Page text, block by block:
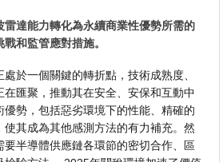
雷達能力轉化為永續商業性優勢所需的
和監管應對措施。
於一個關鍵的轉折點，技術成熟度、
在匯聚，推動其在安全、安保和互動中
勢，包括惡劣環境下的性能、精確的
其成為其他感測方法的有力補充。然
要半導體供應鏈各環節的密切合作、區